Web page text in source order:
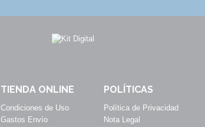
TIENDA ONLINE
Condiciones de Uso
Gastos Envío
POLÍTICAS
Política de Privacidad
Nota Legal